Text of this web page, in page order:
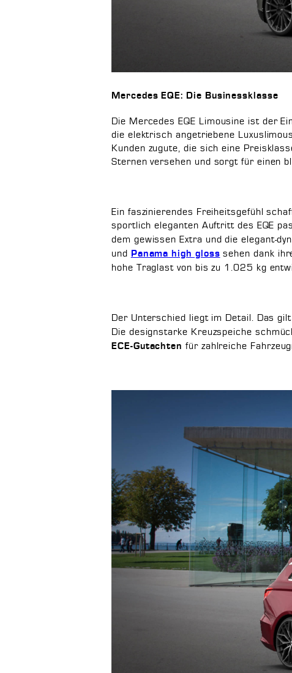
Mercedes EQE: Die Businessklasse
Die Mercedes EQE Limousine ist der
die elektrisch angetriebene
Kunden zugute, die sich eine
Sternen versehen und sorgt für einen
Ein faszinierendes Freiheitsgefühl
sportlich eleganten Auftritt des EQE
dem gewissen Extra und die elegant-
und Panama high gloss sehen dank
hohe Traglast von bis zu 1.025 kg
Der Unterschied liegt im Detail. Das
Die designstarke Kreuzspeiche
ECE-Gutachten für zahlreiche